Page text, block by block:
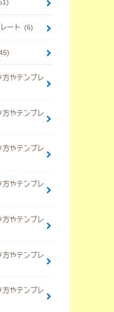
ート (6)
方やテンプレ
方やテンプレ
方やテンプレ
方やテンプレ
方やテンプレ
方やテンプレ
方やテンプレ